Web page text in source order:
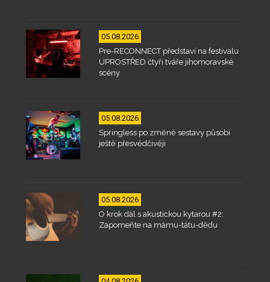
05.08.2026
Pre-RECONNECT představí na festivalu
UPROSTŘED čtyři tváře jihomoravské
scény
05.08.2026
Springless po změně sestavy působí
ještě přesvědčivěji
05.08.2026
O krok dál s akustickou kytarou #2:
Zapomeňte na mámu-tátu-dědu